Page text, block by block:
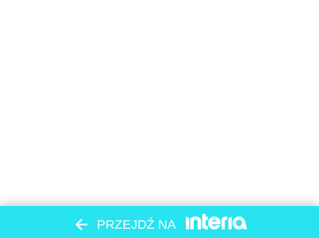
PRZEJDŹ NA